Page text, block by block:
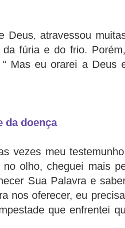
Deus, atravessou
da fúria e do frio.
Mas eu orarei a Deus
da doença
vezes meu
no olho, cheguei mais
Sua Palavra e
nos oferecer, eu
que enfrentei